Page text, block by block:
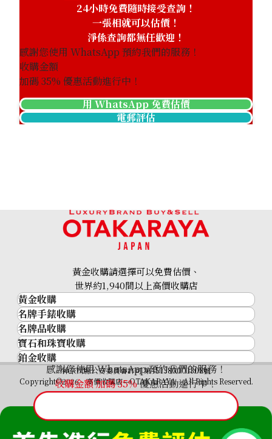
Gucci Sherry GG Marmont GG Supreme
參考回收價
HKD 2,788.04
24小時免費隨時接受查詢！
一張相就可以估價！
淨係查詢都無任歡迎！
感謝您使用 WhatsApp 預約我們的服務！
收購金額
加碼35% 優惠活動進行中！
用 WhatsApp 免費估價
電郵評估
感謝您使用 WhatsApp 預約我們的服務！
收購金額 加碼35%優惠活動進行中！
黃金收購請選擇可以免費估價、
世界約1,940間以上高價收購店
黃金收購
黃金･金條
金條
金幣及銀幣
過去十年黃金價格
金飾
金戒指
金頸鍊
名牌手錶收購
名牌手錶收購
勞力士 (Rolex)
Patek Philippe
Audemars Piguet
Vacheron Constantin
A. Lange & Söhne
Breguet
名牌品收購
名牌品收購
HERMES
LOUIS VUITTON
CHANEL
卡地亞（Cartier）
CELINE
寶石和珠寶收購
寶石和珠寶
祖母綠
藍寶石
紅寶石
鉑金收購
神奈川縣公安委員會許可 第451380001308號
Copyright©2026 高價收購店—OTAKARAYA All Rights Reserved.